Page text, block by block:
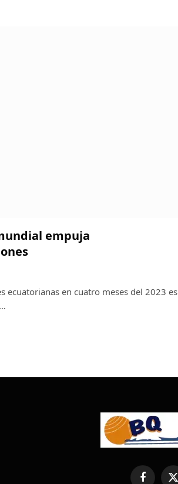
empuja
ecuatorianas en cuatro meses del 2023 es
FacebookX